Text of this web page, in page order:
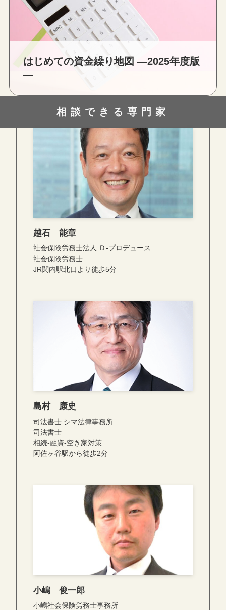
はじめての資金繰り地図 ―2025年度版
―
相談できる専門家
越石 能章
社会保険労務士法人 Ｄ-プロデュース
社会保険労務士
JR関内駅北口より徒歩5分
島村 康史
司法書士 シマ法律事務所
司法書士
相続-融資-空き家対策…
阿佐ヶ谷駅から徒歩2分
小嶋 俊一郎
小嶋社会保険労務士事務所